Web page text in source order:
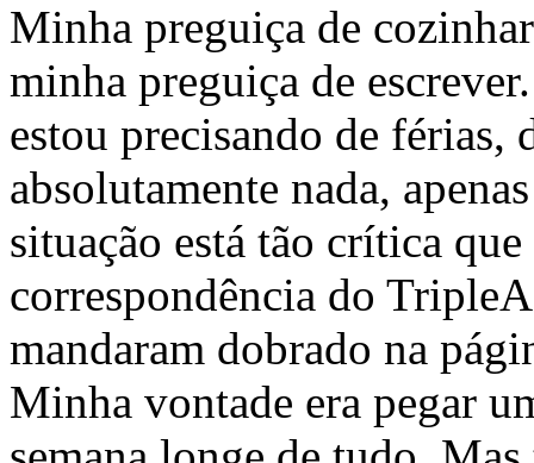
Minha preguiça de
minha preguiça de
estou precisando de férias,
absolutamente nada,
situação está tão crítica
correspondência do
mandaram dobrado na
Minha vontade era pegar